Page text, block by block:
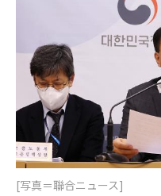
[写真＝聯合ニュース]